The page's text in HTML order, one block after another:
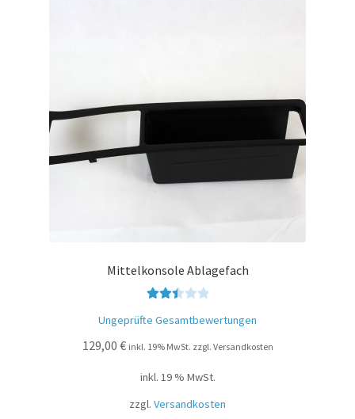
Mittelkonsole Ablagefach
tet mit
2.49
Ungeprüfte Gesamtbewertungen
129,00 € inkl. 19% MwSt. zzgl. Versandkosten
inkl. 19 % MwSt.
zzgl. Versandkosten